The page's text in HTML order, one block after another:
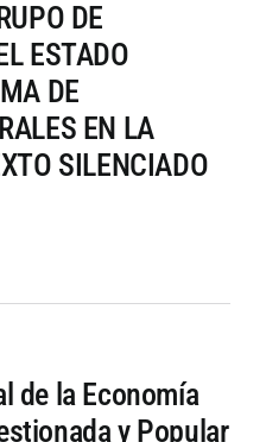
DE
ESTADO
DE
EN LA
SILENCIADO
de la Economía
y Popular